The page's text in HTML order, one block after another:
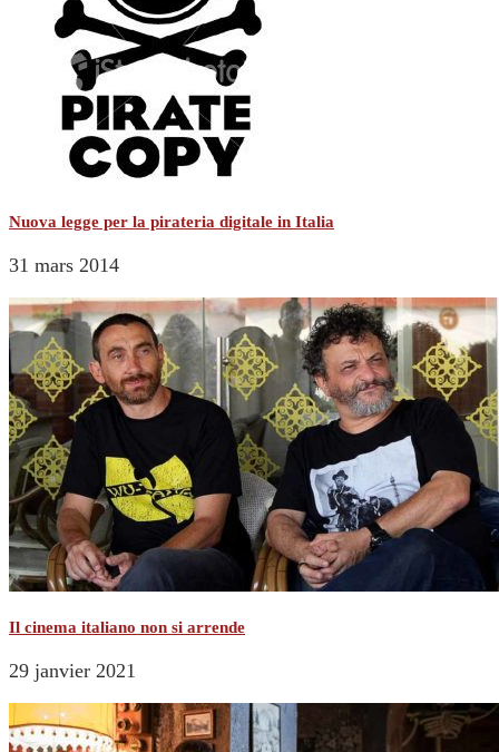
Nuova legge per la pirateria digitale in Italia
31 mars 2014
Il cinema italiano non si arrende
29 janvier 2021